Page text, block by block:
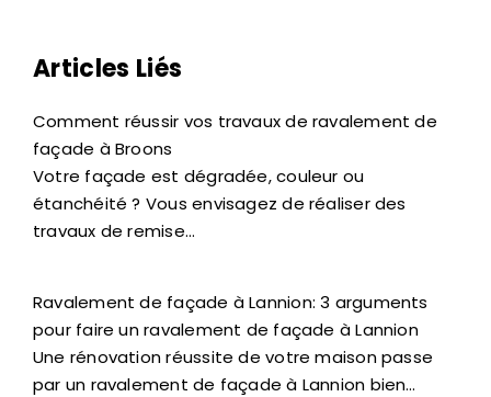
Articles Liés
Comment réussir vos travaux de ravalement de
façade à Broons
Votre façade est dégradée, couleur ou
étanchéité ? Vous envisagez de réaliser des
travaux de remise…
Ravalement de façade à Lannion: 3 arguments
pour faire un ravalement de façade à Lannion
Une rénovation réussite de votre maison passe
par un ravalement de façade à Lannion bien…